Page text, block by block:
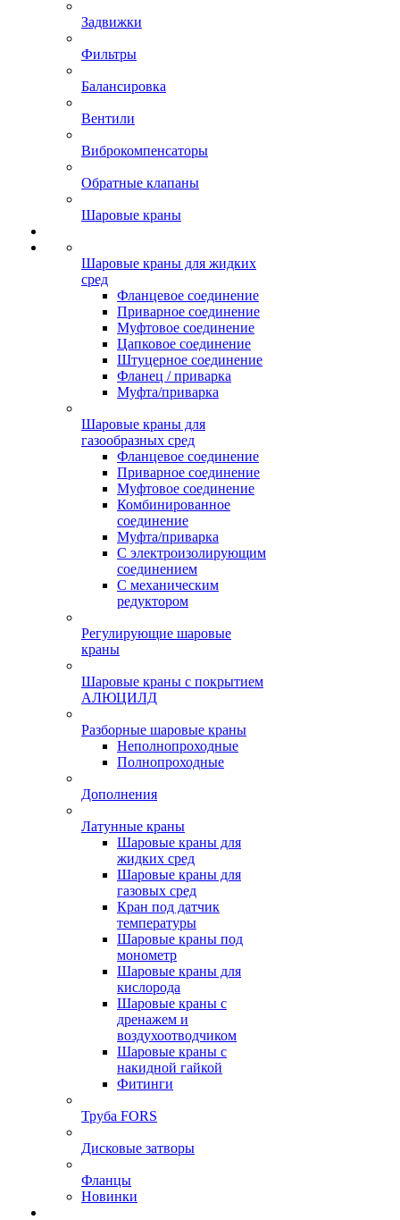
Задвижки
Фильтры
Балансировка
Вентили
Виброкомпенсаторы
Обратные клапаны
Шаровые краны
Шаровые краны для жидких
сред
Фланцевое соединение
Приварное соединение
Муфтовое соединение
Цапковое соединение
Штуцерное соединение
Фланец / приварка
Муфта/приварка
Шаровые краны для
газообразных сред
Фланцевое соединение
Приварное соединение
Муфтовое соединение
Комбинированное
соединение
Муфта/приварка
С электроизолирующим
соединением
С механическим
редуктором
Регулирующие шаровые
краны
Шаровые краны с покрытием
АЛЮЦИЛД
Разборные шаровые краны
Неполнопроходные
Полнопроходные
Дополнения
Латунные краны
Шаровые краны для
жидких сред
Шаровые краны для
газовых сред
Кран под датчик
температуры
Шаровые краны под
монометр
Шаровые краны для
кислорода
Шаровые краны с
дренажем и
воздухоотводчиком
Шаровые краны с
накидной гайкой
Фитинги
Труба FORS
Дисковые затворы
Фланцы
Новинки